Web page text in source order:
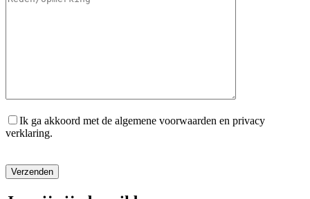
Ik ga akkoord met de algemene voorwaarden en privacy
verklaring.